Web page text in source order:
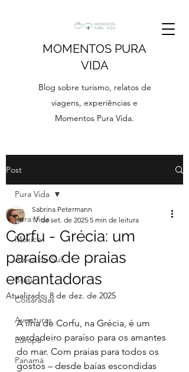
MOMENTOS PURA
VIDA
Blog sobre turismo, relatos de
viagens, experiências e
Momentos Pura Vida.
Post
Pura Vida
México
África do Sul
Brasil
Coisaradas
Aventuras
Europa
Panamá
Pura Vida
Corfu - Grécia: um
paraíso de praias
encantadoras
Sabrina Petermann
17 de set. de 2025 5 min de leitura
Atualizado: 8 de dez. de 2025
A ilha de Corfu, na Grécia, é um
verdadeiro paraíso para os amantes
do mar. Com praias para todos os
gostos – desde baías escondidas